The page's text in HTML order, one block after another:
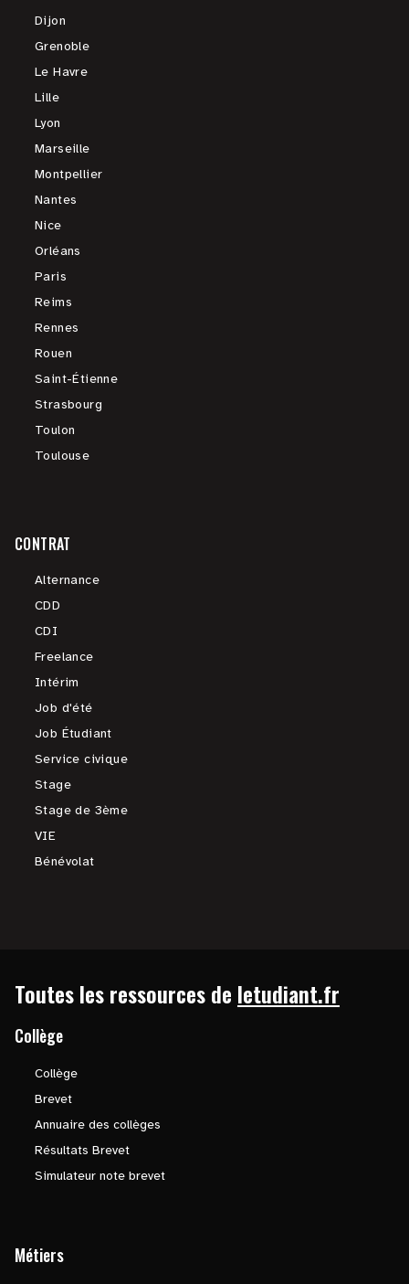
Dijon
Grenoble
Le Havre
Lille
Lyon
Marseille
Montpellier
Nantes
Nice
Orléans
Paris
Reims
Rennes
Rouen
Saint-Étienne
Strasbourg
Toulon
Toulouse
CONTRAT
Alternance
CDD
CDI
Freelance
Intérim
Job d'été
Job Étudiant
Service civique
Stage
Stage de 3ème
VIE
Bénévolat
Toutes les ressources de letudiant.fr
Collège
Collège
Brevet
Annuaire des collèges
Résultats Brevet
Simulateur note brevet
Métiers